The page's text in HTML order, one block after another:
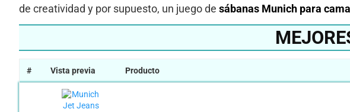
de creatividad y por supuesto, un juego de sábanas Munich para
# Vista previa Producto